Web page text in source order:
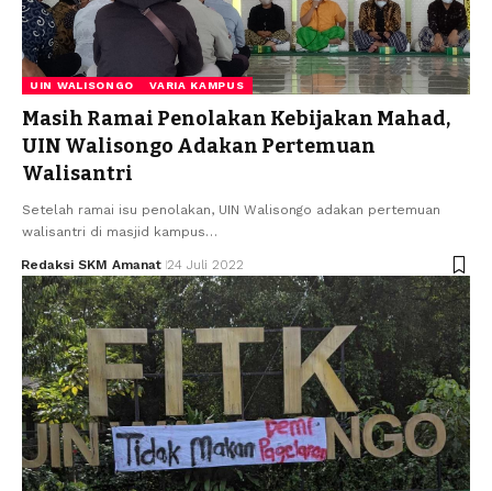
UIN WALISONGO VARIA KAMPUS
Masih Ramai Penolakan Kebijakan Mahad,
UIN Walisongo Adakan Pertemuan
Walisantri
Setelah ramai isu penolakan, UIN Walisongo adakan pertemuan
walisantri di masjid kampus…
Redaksi SKM Amanat 24 Juli 2022